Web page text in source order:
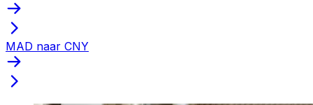
MAD naar CNY